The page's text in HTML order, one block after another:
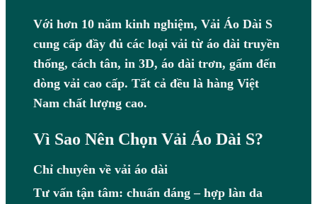
Với hơn 10 năm kinh nghiệm, Vải Áo Dài S
cung cấp đầy đủ các loại vải từ áo dài truyền
thống, cách tân, in 3D, áo dài trơn, gấm đến
dòng vải cao cấp. Tất cả đều là hàng Việt
Nam chất lượng cao.
Vì Sao Nên Chọn Vải Áo Dài S?
Chỉ chuyên về vải áo dài
Tư vấn tận tâm: chuẩn dáng – hợp làn da